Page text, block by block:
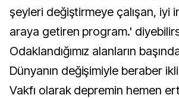
şeyleri değiştirmeye çalışan, iyi
araya getiren program.'
Odaklandığımız alanların
Dünyanın değişimiyle beraber
Vakfı olarak depremin hemen